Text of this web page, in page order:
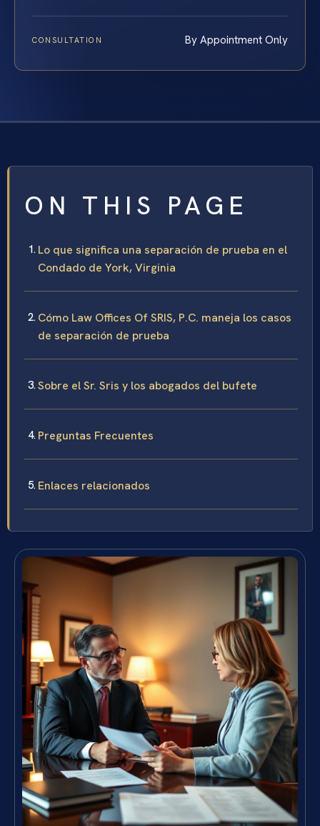
CONSULTATION By Appointment Only
ON THIS PAGE
Lo que significa una separación de prueba en el
Condado de York, Virginia
Cómo Law Offices Of SRIS, P.C. maneja los casos
de separación de prueba
Sobre el Sr. Sris y los abogados del bufete
Preguntas Frecuentes
Enlaces relacionados